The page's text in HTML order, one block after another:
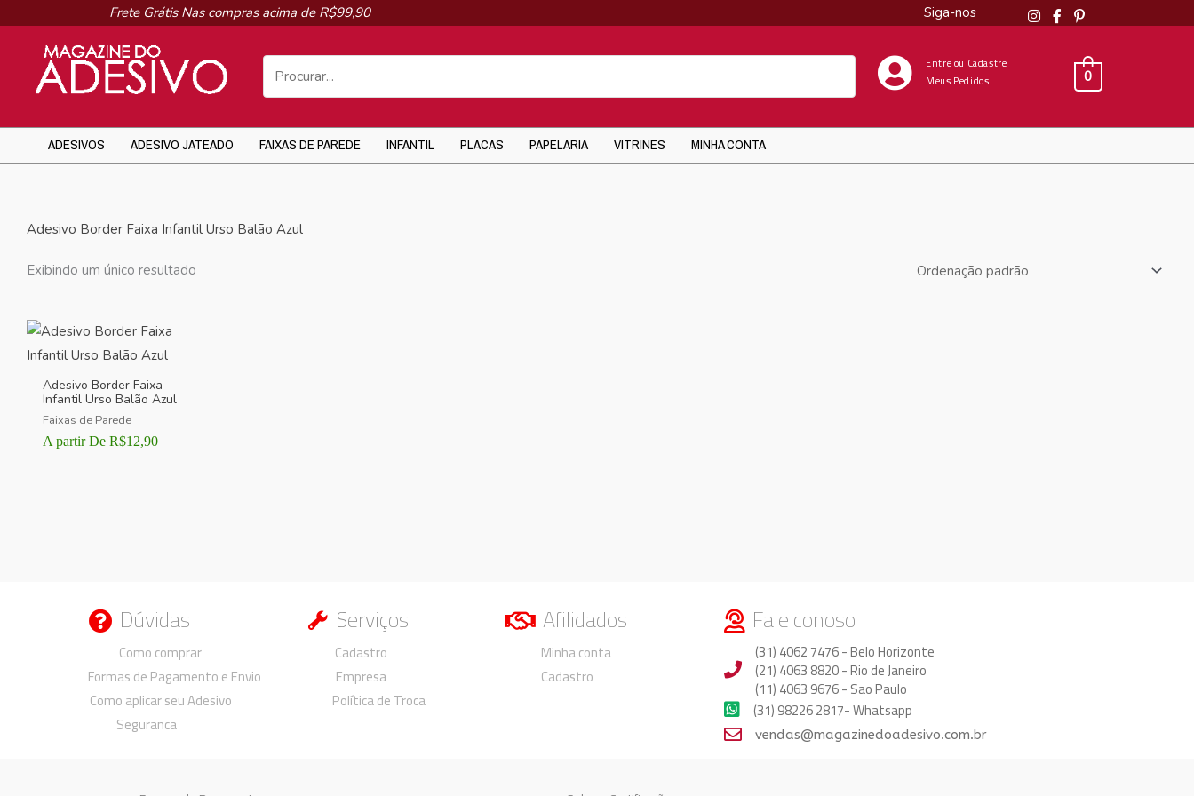
conteúdo
Frete Grátis Nas compras acima de R$99,90 Siga-nos
Entre ou Cadastre
Meus Pedidos
0
ADESIVOS ADESIVO JATEADO FAIXAS DE PAREDE INFANTIL PLACAS PAPELARIA VITRINES MINHA CONTA
Adesivo Border Faixa Infantil Urso Balão Azul
Exibindo um único resultado
Adesivo Border Faixa
Infantil Urso Balão Azul
Faixas de Parede
A partir De R$12,90
Duvidas
Dúvidas
Como comprar
Formas de Pagamento e Envio
Como aplicar seu Adesivo
Seguranca
Duvidas
Serviços
Cadastro
Empresa
Política de Troca
Duvidas
Afilidados
Minha conta
Cadastro
Duvidas
Fale conoso
(31) 4062 7476 - Belo Horizonte
(21) 4063 8820 - Rio de Janeiro
(11) 4063 9676 - Sao Paulo
(31) 98226 2817- Whatsapp
vendas@magazinedoadesivo.com.br